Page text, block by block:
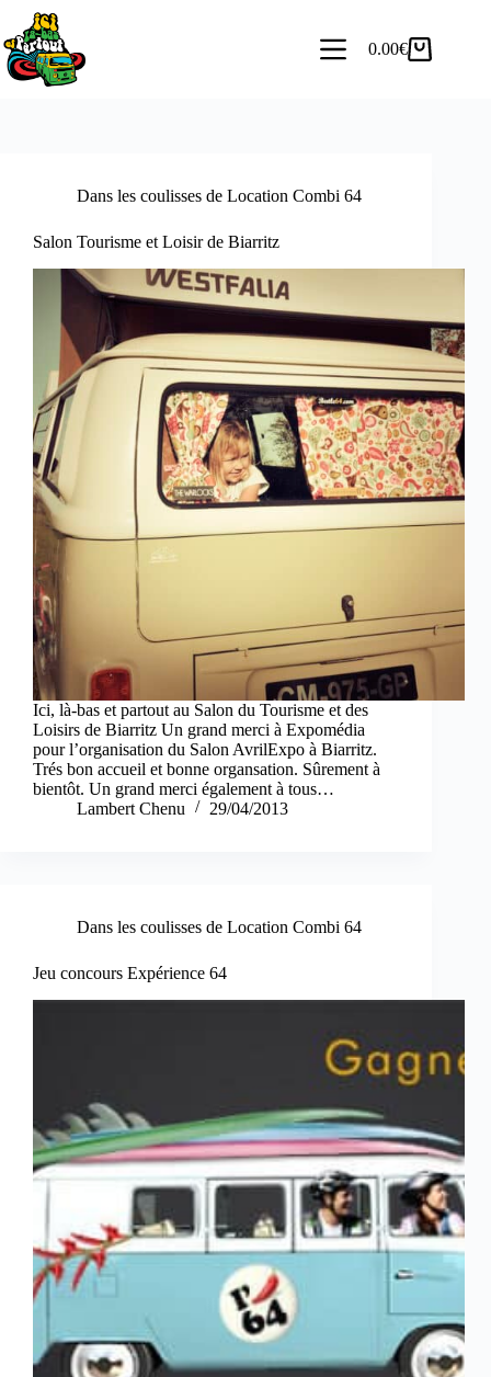
0.00€
Dans les coulisses de Location Combi 64
Salon Tourisme et Loisir de Biarritz
Ici, là-bas et partout au Salon du Tourisme et des
Loisirs de Biarritz Un grand merci à Expomédia
pour l’organisation du Salon AvrilExpo à Biarritz.
Trés bon accueil et bonne organsation. Sûrement à
bientôt. Un grand merci également à tous…
Lambert Chenu
29/04/2013
Dans les coulisses de Location Combi 64
Jeu concours Expérience 64